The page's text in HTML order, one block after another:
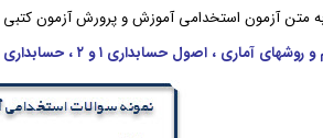
متن آزمون استخدامی آموزش و پرورش آزمون کتبی
، اصول حسابداری ۱ و ۲ ، حسابداری شرکتها ، حسابداری صنعتی ، کاربرد کامپیوتر در حسابداری